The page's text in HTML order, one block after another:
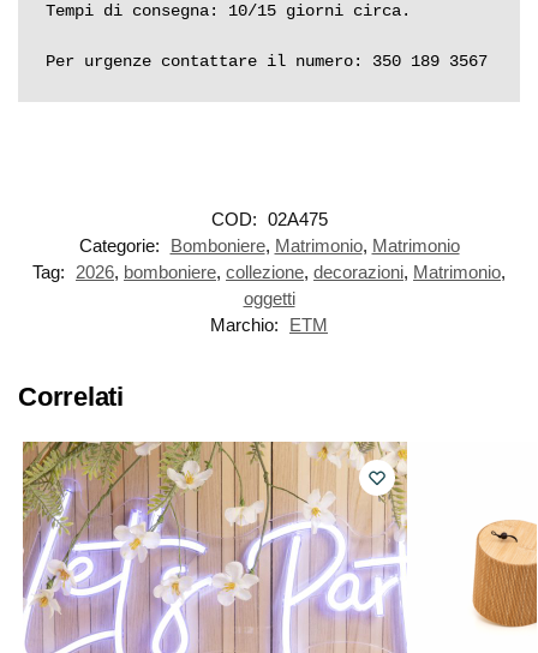
Tempi di consegna: 10/15 giorni circa.
Per urgenze contattare il numero: 350 189 3567
COD: 02A475
Categorie:
Bomboniere, Matrimonio, Matrimonio
Tag:
2026, bomboniere, collezione, decorazioni, Matrimonio,
oggetti
Marchio:
ETM
Correlati